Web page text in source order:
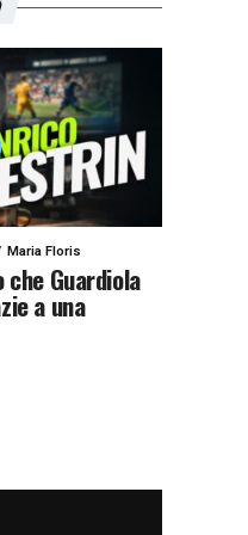
Maria Floris
Guardiola
a una